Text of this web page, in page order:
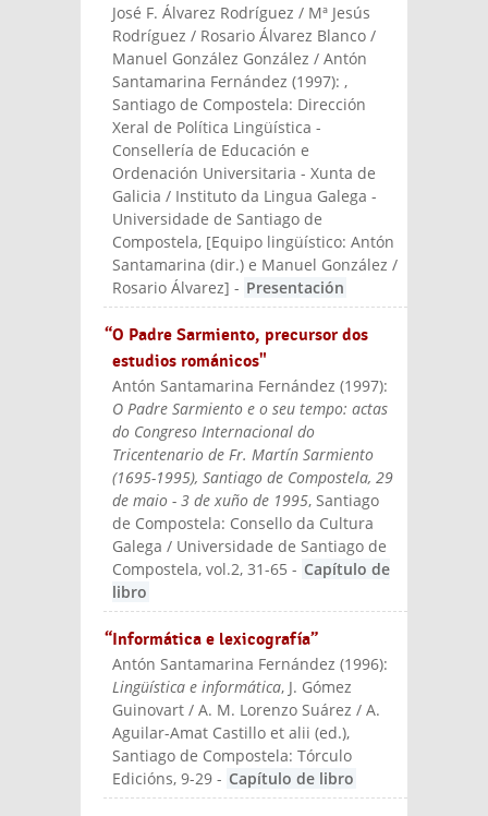
José F. Álvarez Rodríguez / Mª Jesús
Rodríguez / Rosario Álvarez Blanco /
Manuel González González / Antón
Santamarina Fernández (1997):,
Santiago de Compostela: Dirección
Xeral de Política Lingüística -
Consellería de Educación e
Ordenación Universitaria - Xunta de
Galicia / Instituto da Lingua Galega -
Universidade de Santiago de
Compostela, [Equipo lingüístico: Antón
Santamarina (dir.) e Manuel González /
Rosario Álvarez] - Presentación
“O Padre Sarmiento, precursor dos
estudios románicos"
Antón Santamarina Fernández (1997):
O Padre Sarmiento e o seu tempo: actas
do Congreso Internacional do
Tricentenario de Fr. Martín Sarmiento
(1695-1995), Santiago de Compostela, 29
de maio - 3 de xuño de 1995, Santiago
de Compostela: Consello da Cultura
Galega / Universidade de Santiago de
Compostela, vol.2, 31-65 - Capítulo de
libro
“Informática e lexicografía”
Antón Santamarina Fernández (1996):
Lingüística e informática, J. Gómez
Guinovart / A. M. Lorenzo Suárez / A.
Aguilar-Amat Castillo et alii (ed.),
Santiago de Compostela: Tórculo
Edicións, 9-29 - Capítulo de libro